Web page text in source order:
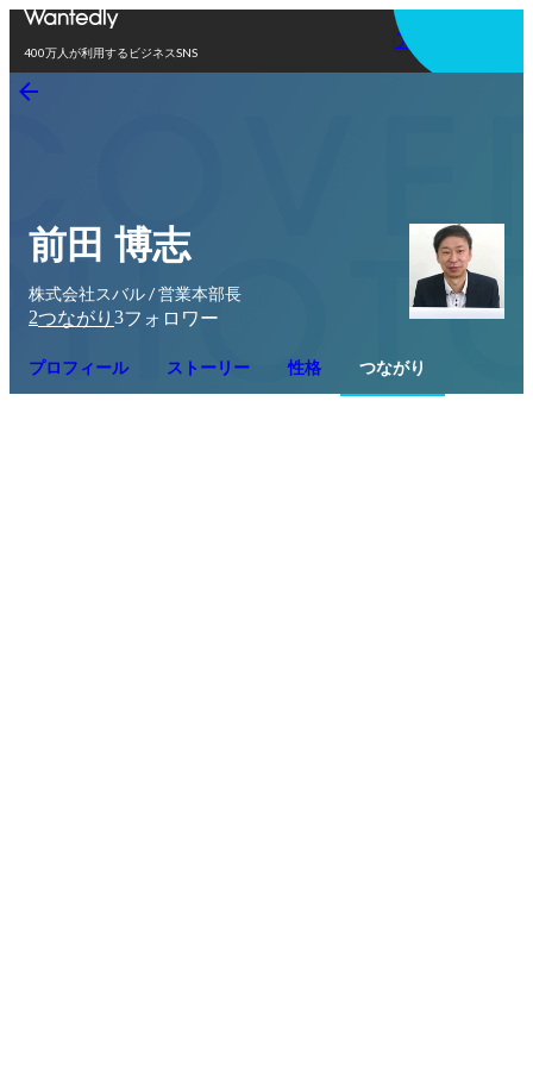
400万人が利用するビジネスSNS
アプリを使う
前田 博志
株式会社スバル / 営業本部長
2つながり 3フォロワー
プロフィール ストーリー 性格 つながり